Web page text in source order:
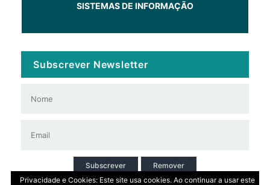
SISTEMAS DE INFORMAÇÃO
Subscrever Newsletter
Subscrever
Remover
Privacidade e Cookies: Este site usa cookies. Ao continuar a usar este